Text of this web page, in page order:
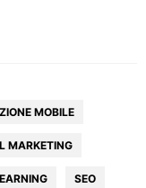
MOBILE
MARKETING
SEO